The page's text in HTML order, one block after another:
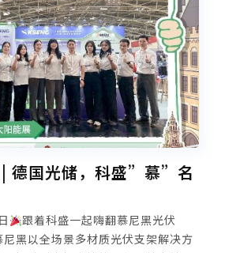
| 德国光储，科盛”慕”名
跟着科盛一起嗨翻慕尼黑光伏
黑以全场景多材质光伏支架解决方